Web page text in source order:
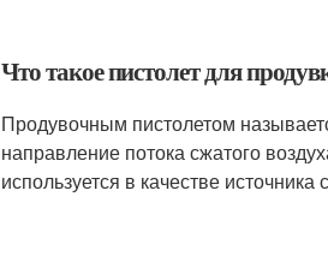
Что такое пистолет для
Продувочным пистолетом
направление потока сжатого
используется в качестве источника